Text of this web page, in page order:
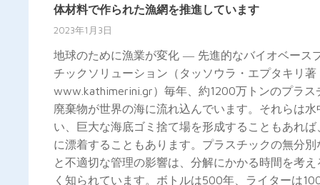
体材料で作られた漁網を推進しています
2023年1月3日
地球のために漁業が変化 ― 先進的なバイオベース
チックソリューション（タッソウラ・エプタキリ
www.kathimerini.gr）毎年、約1200万トンのプラス
廃棄物が世界の海に流れ込んでいます。それらは水
い、巨大な海底ゴミ捨て場を形成することもあれば
に漂着することもあります。プラスチックの無分別
と不適切な管理の影響は、分解にかかる時間を考え
く知られています。ボトルは500年、ライターは